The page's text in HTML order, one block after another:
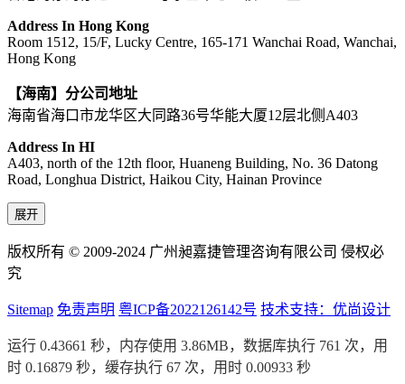
Address In Hong Kong
Room 1512, 15/F, Lucky Centre, 165-171 Wanchai Road, Wanchai,
Hong Kong
【海南】分公司地址
海南省海口市龙华区大同路36号华能大厦12层北侧A403
Address In HI
A403, north of the 12th floor, Huaneng Building, No. 36 Datong
Road, Longhua District, Haikou City, Hainan Province
展开
版权所有 © 2009-2024 广州昶嘉捷管理咨询有限公司 侵权必
究
Sitemap 免责声明 粤ICP备2022126142号 技术支持：优尚设计
运行 0.43661 秒，内存使用 3.86MB，数据库执行 761 次，用
时 0.16879 秒，缓存执行 67 次，用时 0.00933 秒